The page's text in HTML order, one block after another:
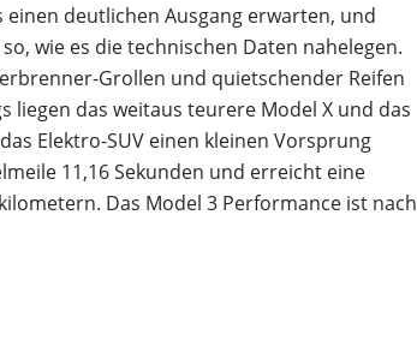
deutlichen Ausgang erwarten, und
wie es die technischen Daten nahelegen.
Grollen und quietschender Reifen
liegen das weitaus teurere Model X und das
Elektro-SUV einen kleinen Vorsprung
11,16 Sekunden und erreicht eine
Das Model 3 Performance ist nach